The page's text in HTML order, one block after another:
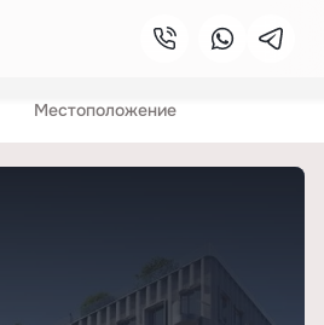
Местоположение